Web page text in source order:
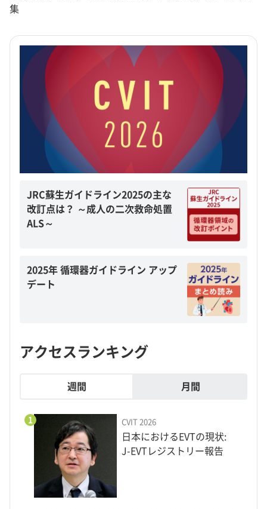
集
JRC蘇生ガイドライン2025の主な
改訂点は？ ～成人の二次救命処置
ALS～
2025年 循環器ガイドライン アップ
デート
アクセスランキング
週間 月間
1 CVIT 2026
日本におけるEVTの現状:
J-EVTレジストリー報告